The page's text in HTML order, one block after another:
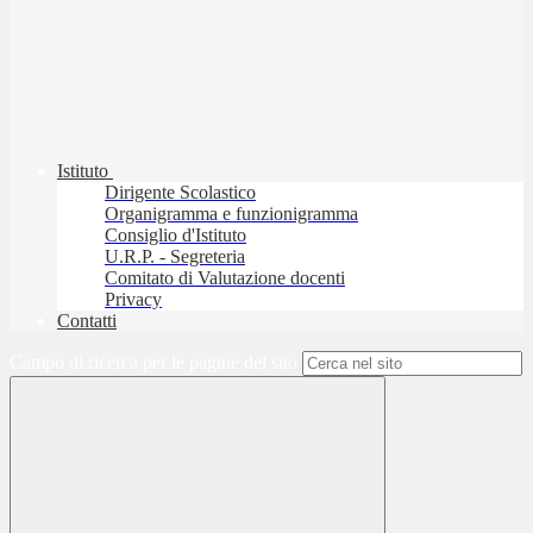
Istituto
Dirigente Scolastico
Organigramma e funzionigramma
Consiglio d'Istituto
U.R.P. - Segreteria
Comitato di Valutazione docenti
Privacy
Contatti